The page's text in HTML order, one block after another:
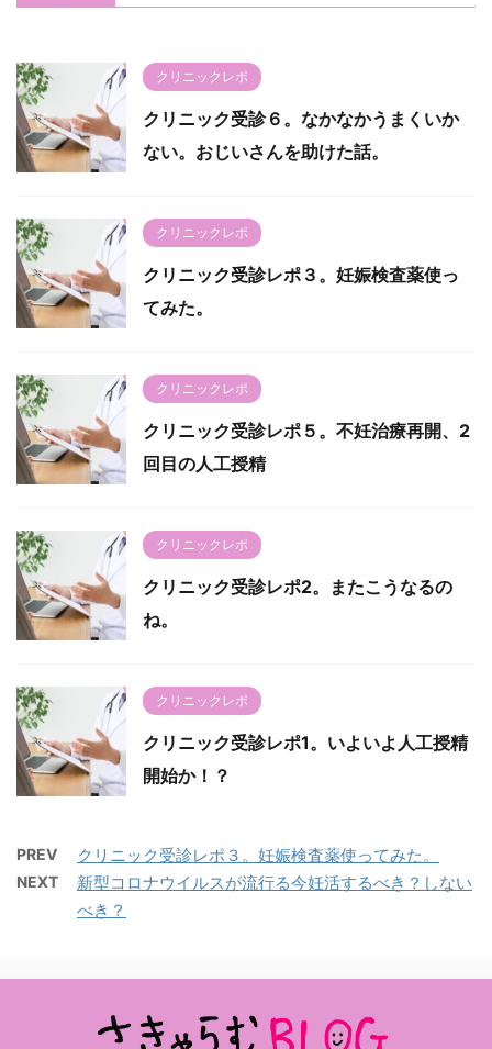
クリニックレポ
クリニック受診６。なかなかうまくいか
ない。おじいさんを助けた話。
クリニックレポ
クリニック受診レポ３。妊娠検査薬使っ
てみた。
クリニックレポ
クリニック受診レポ５。不妊治療再開、2
回目の人工授精
クリニックレポ
クリニック受診レポ2。またこうなるの
ね。
クリニックレポ
クリニック受診レポ1。いよいよ人工授精
開始か！？
PREV クリニック受診レポ３。妊娠検査薬使ってみた。
NEXT
新型コロナウイルスが流行る今妊活するべき？しない
べき？